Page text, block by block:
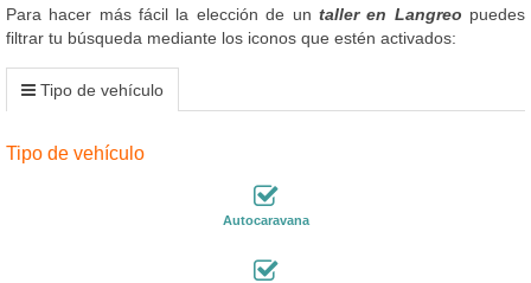
Para hacer más fácil la elección de un taller en Langreo puedes
filtrar tu búsqueda mediante los iconos que estén activados:
Tipo de vehículo
Tipo de vehículo
Autocaravana